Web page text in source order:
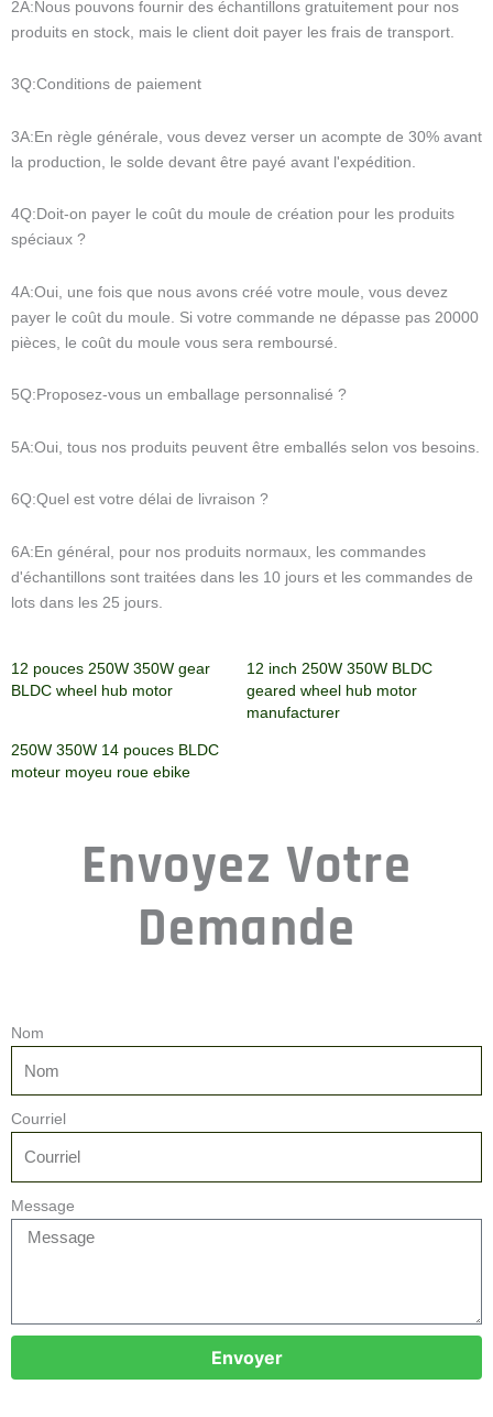
2A:Nous pouvons fournir des échantillons gratuitement pour nos
produits en stock, mais le client doit payer les frais de transport.
3Q:Conditions de paiement
3A:En règle générale, vous devez verser un acompte de 30% avant
la production, le solde devant être payé avant l'expédition.
4Q:Doit-on payer le coût du moule de création pour les produits
spéciaux ?
4A:Oui, une fois que nous avons créé votre moule, vous devez
payer le coût du moule. Si votre commande ne dépasse pas 20000
pièces, le coût du moule vous sera remboursé.
5Q:Proposez-vous un emballage personnalisé ?
5A:Oui, tous nos produits peuvent être emballés selon vos besoins.
6Q:Quel est votre délai de livraison ?
6A:En général, pour nos produits normaux, les commandes
d'échantillons sont traitées dans les 10 jours et les commandes de
lots dans les 25 jours.
12 pouces 250W 350W gear
BLDC wheel hub motor
12 inch 250W 350W BLDC
geared wheel hub motor
manufacturer
250W 350W 14 pouces BLDC
moteur moyeu roue ebike
Envoyez Votre
Demande
Nom
Courriel
Message
Envoyer